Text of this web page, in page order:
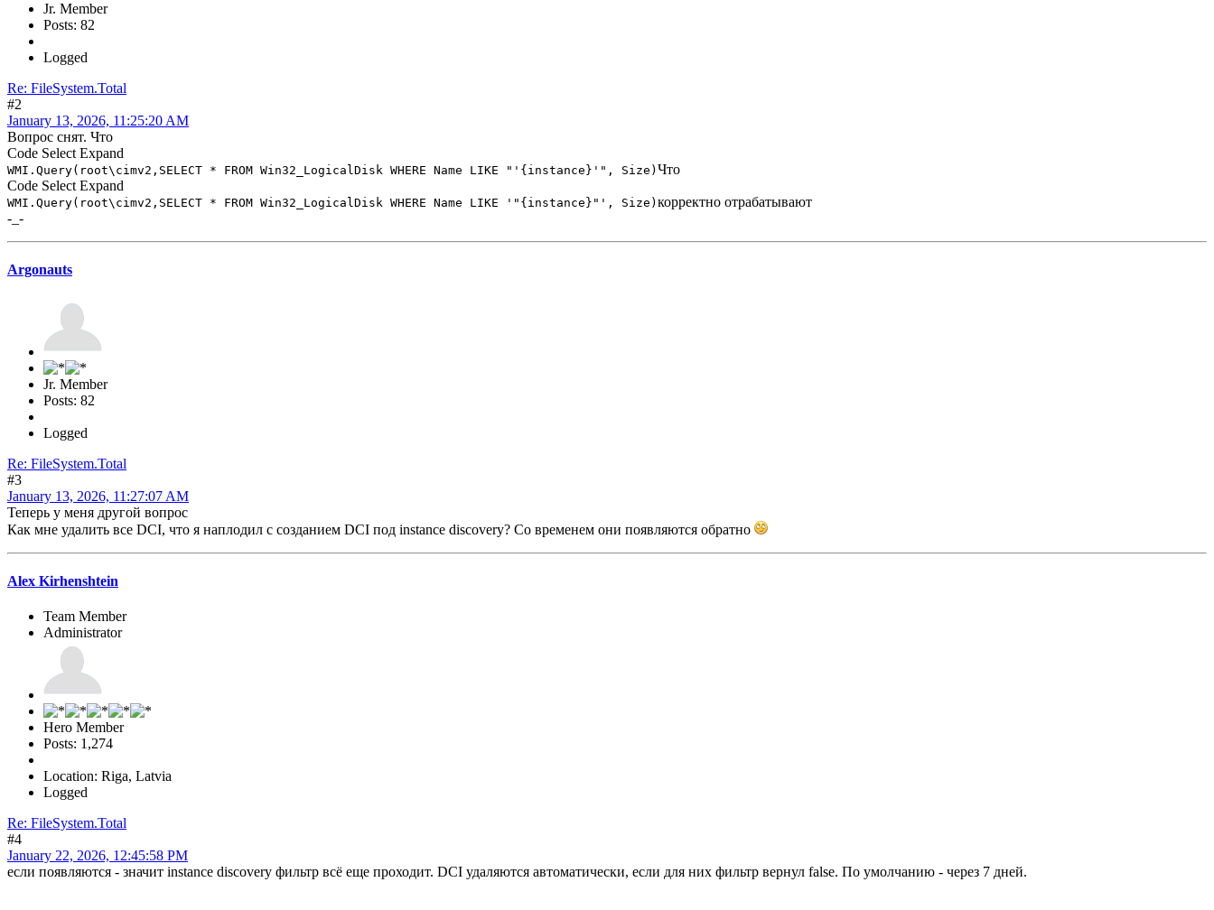
Jr. Member
Posts: 82
Logged
Re: FileSystem.Total
#2
January 13, 2026, 11:25:20 AM
Вопрос снят. Что
Code Select Expand
WMI.Query(root\cimv2,SELECT * FROM Win32_LogicalDisk WHERE Name LIKE "'{instance}'", Size) Что
Code Select Expand
WMI.Query(root\cimv2,SELECT * FROM Win32_LogicalDisk WHERE Name LIKE '"{instance}"', Size) корректно отрабатывают
-_-
Argonauts
Jr. Member
Posts: 82
Logged
Re: FileSystem.Total
#3
January 13, 2026, 11:27:07 AM
Теперь у меня другой вопрос
Как мне удалить все DCI, что я наплодил с созданием DCI под instance discovery? Со временем они появляются обратно
Alex Kirhenshtein
Team Member
Administrator
Hero Member
Posts: 1,274
Location: Riga, Latvia
Logged
Re: FileSystem.Total
#4
January 22, 2026, 12:45:58 PM
если появляются - значит instance discovery фильтр всё еще проходит. DCI удаляются автоматически, если для них фильтр вернул false. По умолчанию - через 7 дней.